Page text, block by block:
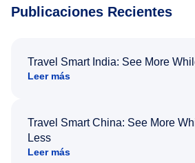
Publicaciones Recientes
Travel Smart India: See More
Leer más
Travel Smart China: See More
Less
Leer más